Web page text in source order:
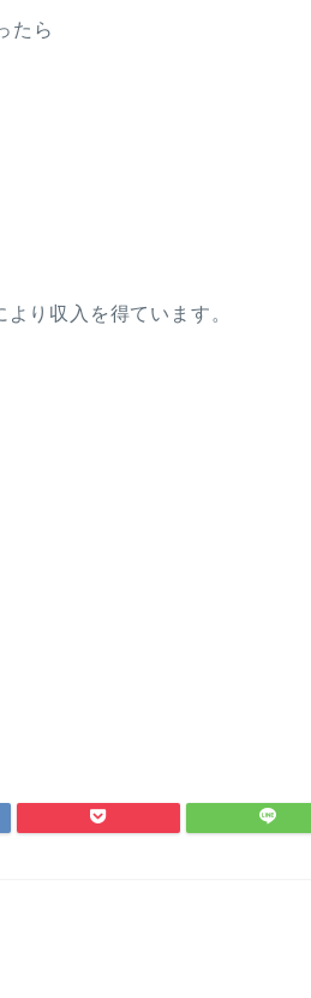
たら
り収入を得ています。